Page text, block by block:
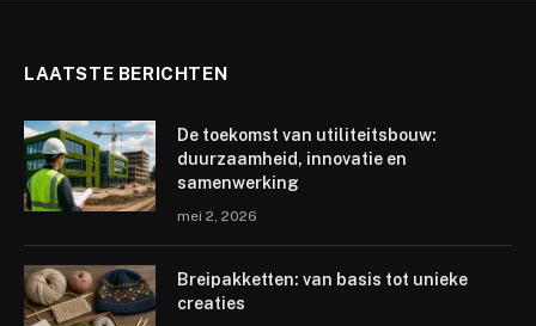
LAATSTE BERICHTEN
De toekomst van utiliteitsbouw:
duurzaamheid, innovatie en
samenwerking
mei 2, 2026
Breipakketten: van basis tot unieke
creaties